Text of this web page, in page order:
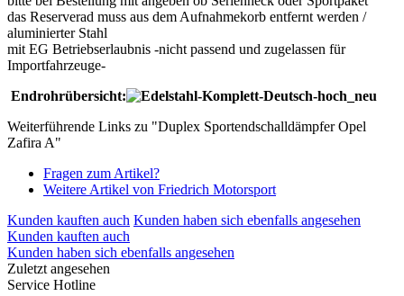
das Reserverad muss aus dem Aufnahmekorb entfernt werden /
aluminierter Stahl
mit EG Betriebserlaubnis -nicht passend und zugelassen für
Importfahrzeuge-
Endrohrübersicht:
Weiterführende Links zu "Duplex Sportendschalldämpfer Opel
Zafira A"
Fragen zum Artikel?
Weitere Artikel von Friedrich Motorsport
Kunden kauften auch Kunden haben sich ebenfalls angesehen
Kunden kauften auch
Kunden haben sich ebenfalls angesehen
Zuletzt angesehen
Service Hotline